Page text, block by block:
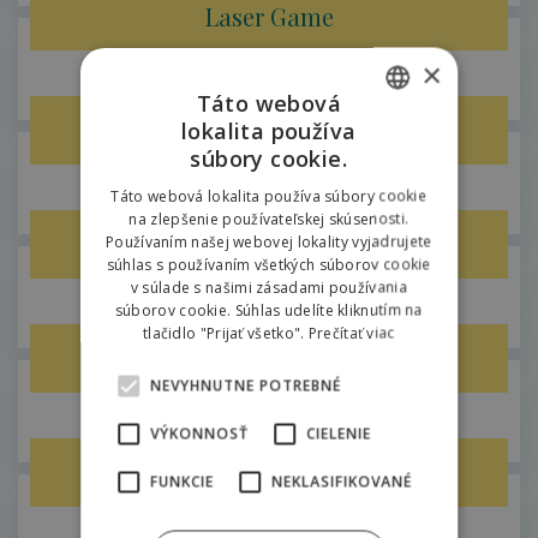
Laser Game
Bobová Dráha Žiarce
4km od Hilsonu
Areál vodných športov
4 km od Hilsonu
6,7km od Hilsonu
Mini golf Vila Horal
POLISH
×
Táto webová
lokalita používa
súbory cookie.
Táto webová lokalita používa súbory cookie
na zlepšenie používateľskej skúsenosti.
Používaním našej webovej lokality vyjadrujete
súhlas s používaním všetkých súborov cookie
v súlade s našimi zásadami používania
súborov cookie. Súhlas udelíte kliknutím na
tlačidlo "Prijať všetko". Prečítať viac
NEVYHNUTNE POTREBNÉ
VÝKONNOSŤ CIELENIE
FUNKCIE NEKLASIFIKOVANÉ